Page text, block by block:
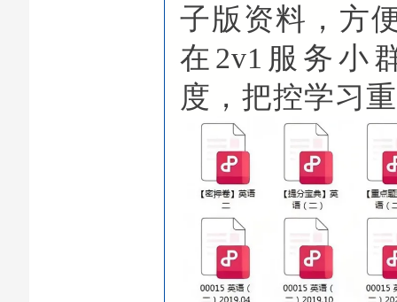
子版资料，方
在2v1服务小
度，把控学习